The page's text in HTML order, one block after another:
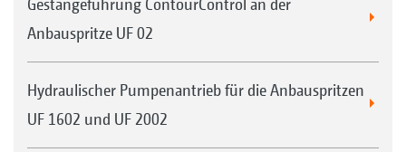
Anbauspritze UF 02
Hydraulischer Pumpenantrieb für die Anbauspritzen
UF 1602 und UF 2002